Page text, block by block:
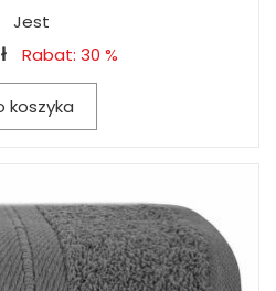
Jest
Rabat: 30 %
koszyka